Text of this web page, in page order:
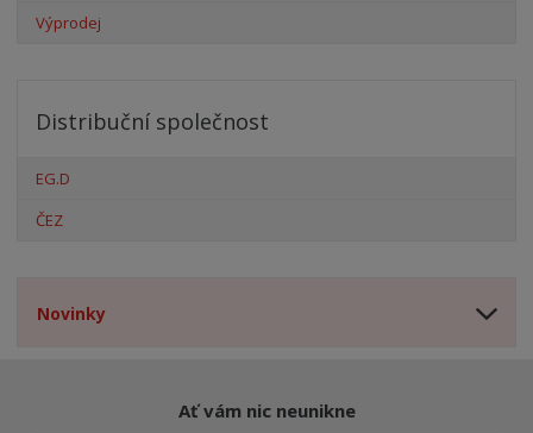
Výprodej
Distribuční společnost
EG.D
ČEZ
Novinky
Ať vám nic neunikne